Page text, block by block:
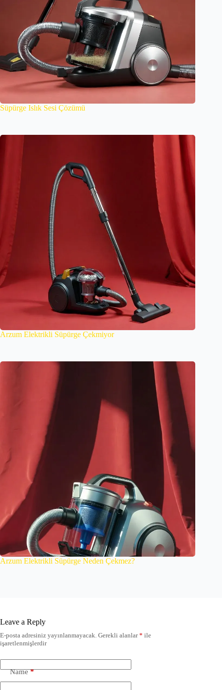
Süpürge Islık Sesi Çözümü
Arzum Elektrikli Süpürge Çekmiyor
Arzum Elektrikli Süpürge Neden Çekmez?
Leave a Reply
E-posta adresiniz yayınlanmayacak. Gerekli alanlar* ile
işaretlenmişlerdir
Name*